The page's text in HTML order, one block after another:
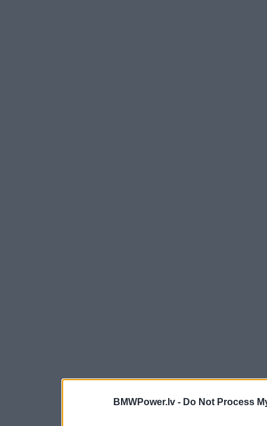
BMWPower.lv - Do Not Process